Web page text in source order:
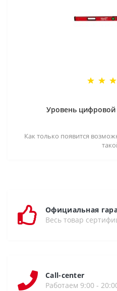
Уровень цифровой
Как только появится
Официальная
Весь товар
Call-center
Работаем 9:00 -